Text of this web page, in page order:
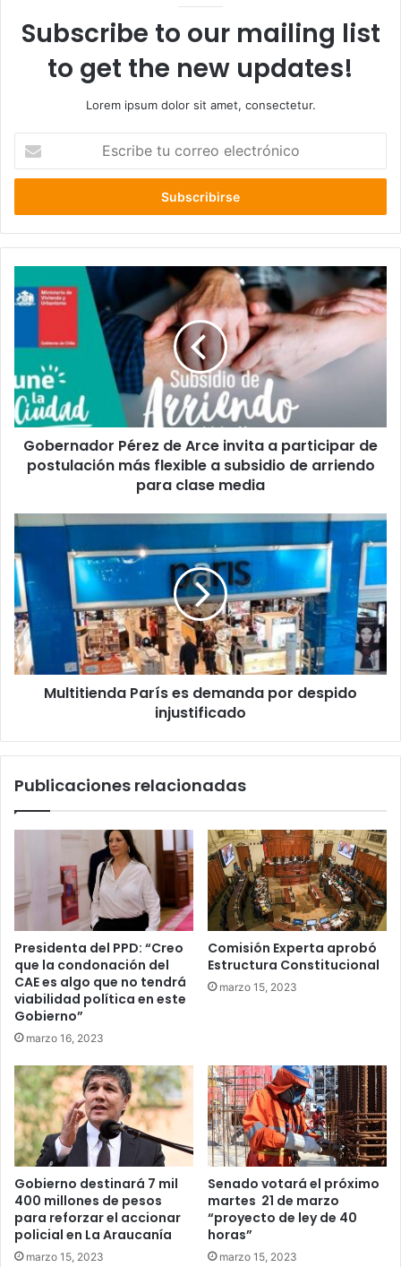
Subscribe to our mailing list
to get the new updates!
Lorem ipsum dolor sit amet, consectetur.
correo
Pérez
de
invita
participar
de
postulación
más
flexible
de
para
clase
media
Gobernador Pérez de Arce invita a participar de
postulación más flexible a subsidio de arriendo
para clase media
Multitienda
es
demanda
por
despido
injustificado
Multitienda París es demanda por despido
injustificado
Publicaciones relacionadas
Presidenta del PPD: “Creo
que la condonación del
CAE es algo que no tendrá
viabilidad política en este
Gobierno”
marzo 16, 2023
Comisión Experta aprobó
Estructura Constitucional
marzo 15, 2023
Gobierno destinará 7 mil
400 millones de pesos
para reforzar el accionar
policial en La Araucanía
marzo 15, 2023
Senado votará el próximo
martes 21 de marzo
“proyecto de ley de 40
horas”
marzo 15, 2023